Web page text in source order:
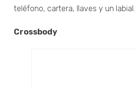
teléfono, cartera, llaves y un labial.
Crossbody